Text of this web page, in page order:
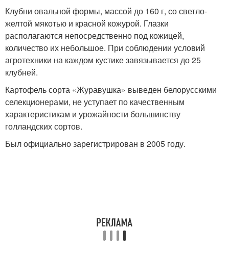
Клубни овальной формы, массой до 160 г, со светло-
желтой мякотью и красной кожурой. Глазки
располагаются непосредственно под кожицей,
количество их небольшое. При соблюдении условий
агротехники на каждом кустике завязывается до 25
клубней.
Картофель сорта «Журавушка» выведен белорусскими
селекционерами, не уступает по качественным
характеристикам и урожайности большинству
голландских сортов.
Был официально зарегистрирован в 2005 году.